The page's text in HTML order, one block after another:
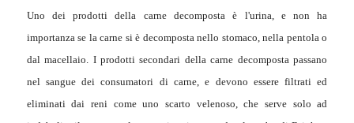
Uno dei prodotti della carne decomposta è l'urina, e non ha
importanza se la carne si è decomposta nello stomaco, nella pentola o
dal macellaio. I prodotti secondari della carne decomposta passano
nel sangue dei consumatori di carne, e devono essere filtrati ed
eliminati dai reni come uno scarto velenoso, che serve solo ad